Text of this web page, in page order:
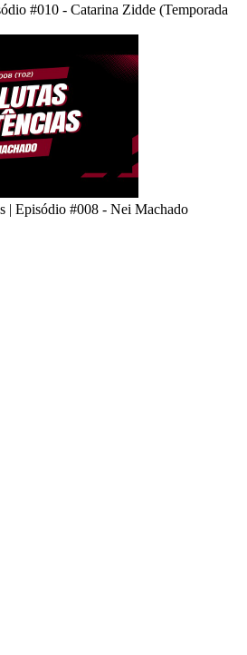
#010 - Catarina Zidde (Temporada
| Episódio #008 - Nei Machado